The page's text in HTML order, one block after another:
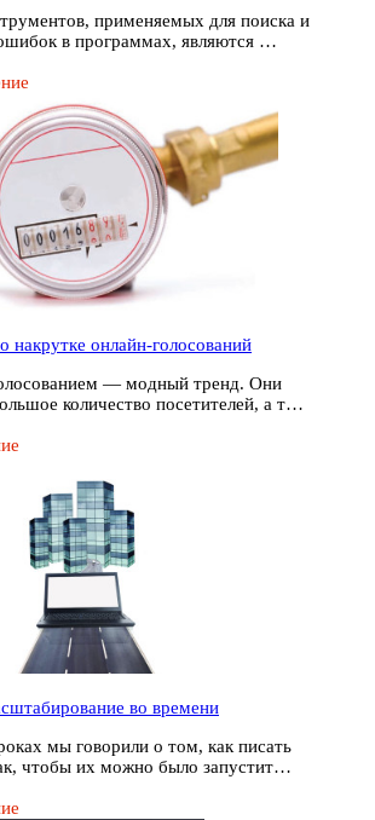
применяемых для поиска и
в программах, являются …
накрутке онлайн-голосований
— модный тренд. Они
количество посетителей, а т…
во времени
мы говорили о том, как писать
чтобы их можно было запустит…